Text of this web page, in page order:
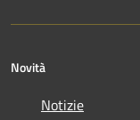
Novità
Notizie